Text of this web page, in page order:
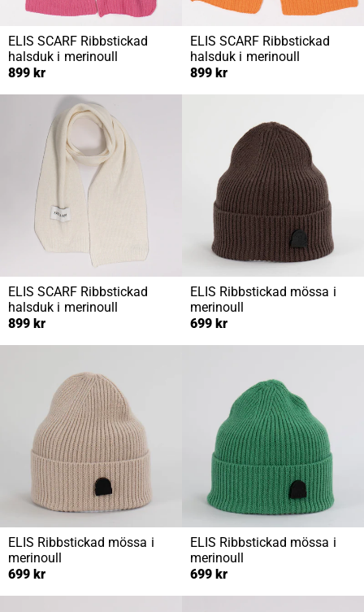
ELIS SCARF Ribbstickad
halsduk i merinoull
899 kr
ELIS SCARF Ribbstickad
halsduk i merinoull
899 kr
ELIS SCARF Ribbstickad
halsduk i merinoull
899 kr
ELIS Ribbstickad mössa i
merinoull
699 kr
ELIS Ribbstickad mössa i
merinoull
699 kr
ELIS Ribbstickad mössa i
merinoull
699 kr